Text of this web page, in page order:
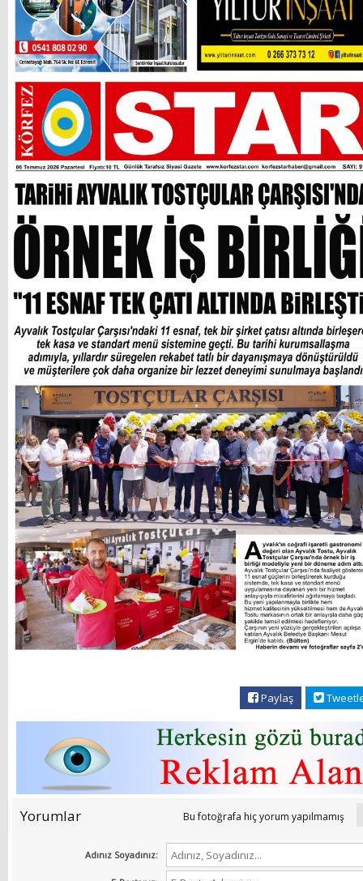
Paylaş
Yorumlar Bu fotoğrafa hiç yorum yapılmamış
Adınız Soyadınız: